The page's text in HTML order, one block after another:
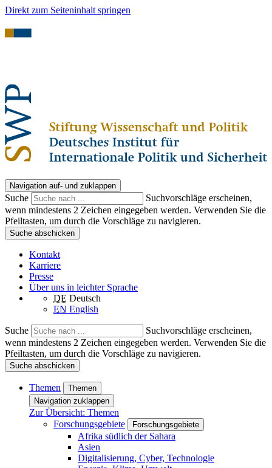
Direkt zum Seiteninhalt springen
Navigation auf- und zuklappen
Suche
Suchvorschläge erscheinen,
wenn mindestens 2 Zeichen eingegeben werden. Verwenden Sie die
Pfeiltasten, um durch die Vorschläge zu navigieren.
Suche abschicken
Kontakt
Karriere
Presse
Über uns in leichter Sprache
DE Deutsch
EN English
Suche
Suchvorschläge erscheinen,
wenn mindestens 2 Zeichen eingegeben werden. Verwenden Sie die
Pfeiltasten, um durch die Vorschläge zu navigieren.
Suche abschicken
Themen
Themen
Navigation zuklappen
Zur Übersicht: Themen
Forschungsgebiete
Forschungsgebiete
Afrika südlich der Sahara
Asien
Digitalisierung, Cyber, Technologie